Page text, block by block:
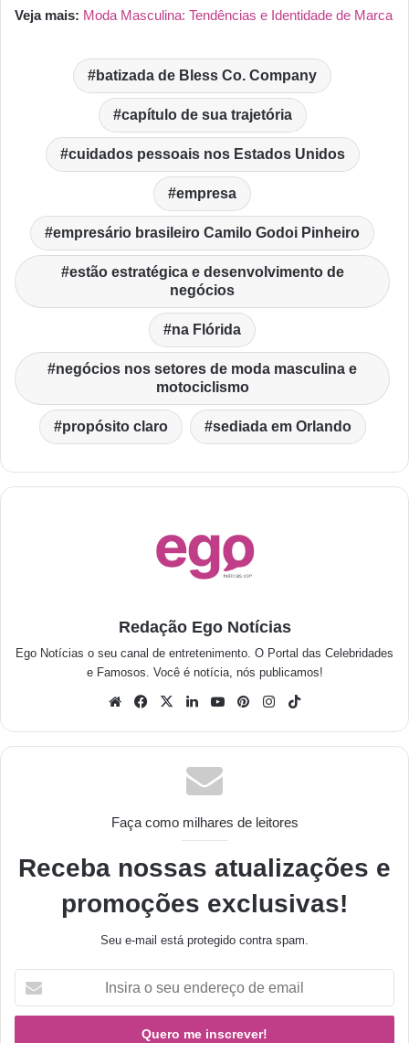
Veja mais: Moda Masculina: Tendências e Identidade de Marca
batizada de Bless Co. Company
capítulo de sua trajetória
cuidados pessoais nos Estados Unidos
empresa
empresário brasileiro Camilo Godoi Pinheiro
estão estratégica e desenvolvimento de
negócios
na Flórida
negócios nos setores de moda masculina e
motociclismo
propósito claro sediada em Orlando
Redação Ego Notícias
Ego Notícias o seu canal de entretenimento. O Portal das Celebridades
e Famosos. Você é notícia, nós publicamos!
Faça como milhares de leitores
Receba nossas atualizações e
promoções exclusivas!
Seu e-mail está protegido contra spam.